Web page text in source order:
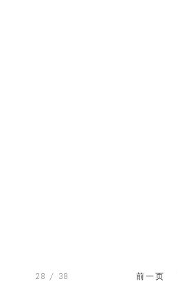
前一页
28 / 38